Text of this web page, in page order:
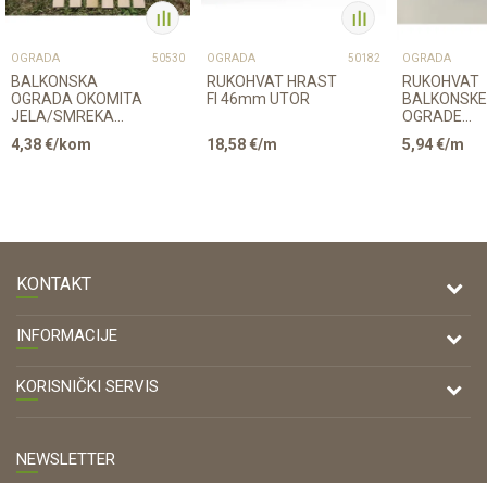
OGRADA 50530
BALKONSKA
OGRADA OKOMITA
JELA/SMREKA
CLASSIC
4,38€/kom
OGRADA 50182
RUKOHVAT HRAST
FI 46mm UTOR
18,58€/m
OGRADA
RUKOHVAT
BALKONSKE
OGRADE
40/80mm L
5,94€/m
KONTAKT
DRVONA D.O.O.
Antuna Mihanovića 7,
47000 Karlovac
OIB:
INFORMACIJE
O nama
KORISNIČKI SERVIS
Zaštita privatnosti i osobnih podataka
NEWSLETTER